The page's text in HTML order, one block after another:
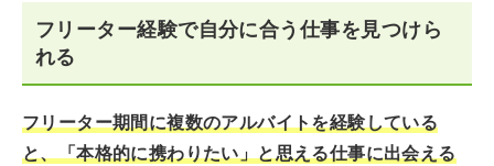
フリーター経験で自分に合う仕事を見つけら
れる
フリーター期間に複数のアルバイトを経験している
と、「本格的に携わりたい」と思える仕事に出会える